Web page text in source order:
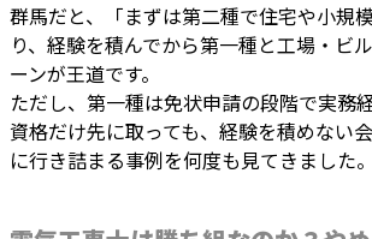
群馬だと、「まずは第二種で住宅や小規
り、経験を積んでから第一種と工場・ビ
ーンが王道です。
ただし、第一種は免状申請の段階で実務
資格だけ先に取っても、経験を積めない
に行き詰まる事例を何度も見てきました。